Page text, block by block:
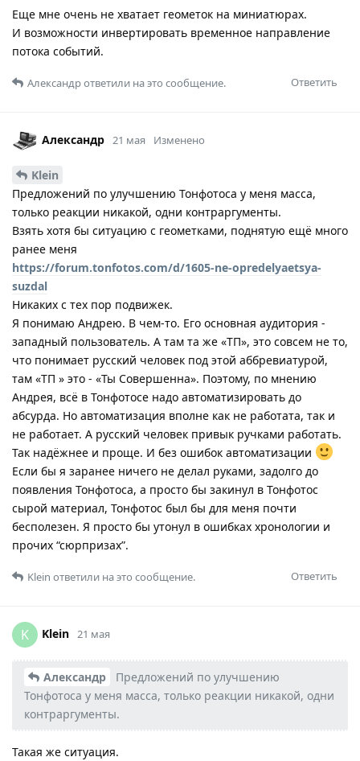
Еще мне очень не хватает геометок на миниатюрах.
И возможности инвертировать временное направление
потока событий.
Ответить
Александрответили на это сообщение.
Александр 21 мая Изменено
Klein
Предложений по улучшению Тонфотоса у меня масса,
только реакции никакой, одни контраргументы.
Взять хотя бы ситуацию с геометками, поднятую ещё много
ранее меня
https://forum.tonfotos.com/d/1605-ne-opredelyaetsya-
suzdal
Никаких с тех пор подвижек.
Я понимаю Андрею. В чем-то. Его основная аудитория -
западный пользователь. А там та же «ТП», это совсем не то,
что понимает русский человек под этой аббревиатурой,
там «ТП » это - «Ты Совершенна». Поэтому, по мнению
Андрея, всё в Тонфотосе надо автоматизировать до
абсурда. Но автоматизация вполне как не работата, так и
не работает. А русский человек привык ручками работать.
Так надёжнее и проще. И без ошибок автоматизации
Если бы я заранее ничего не делал руками, задолго до
появления Тонфотоса, а просто бы закинул в Тонфотос
сырой материал, Тонфотос был бы для меня почти
бесполезен. Я просто бы утонул в ошибках хронологии и
прочих “сюрпризах”.
Ответить
Klein ответили на это сообщение.
K Klein 21 мая
Александр
Предложений по улучшению
Тонфотоса у меня масса, только реакции никакой, одни
контраргументы.
Такая же ситуация.